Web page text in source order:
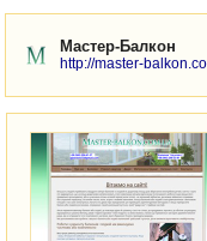
Мастер-Балкон
http://master-